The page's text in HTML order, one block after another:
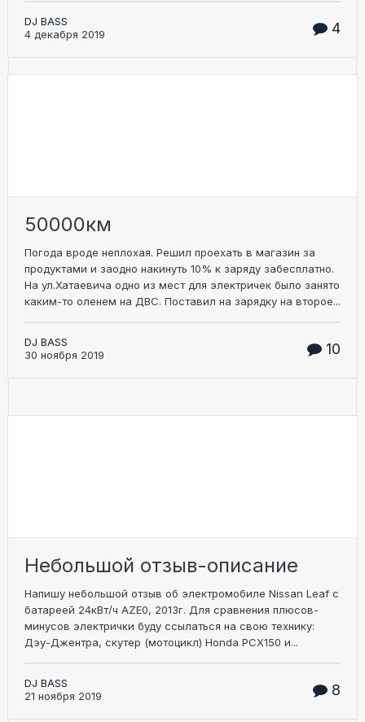
DJ BASS
4 декабря 2019
4
50000км
Погода вроде неплохая. Решил проехать в магазин за
продуктами и заодно накинуть 10% к заряду забесплатно.
На ул.Хатаевича одно из мест для электричек было занято
каким-то оленем на ДВС. Поставил на зарядку на второе...
DJ BASS
30 ноября 2019
10
Небольшой отзыв-описание
Напишу небольшой отзыв об электромобиле Nissan Leaf с
батареей 24кВт/ч AZE0, 2013г. Для сравнения плюсов-
минусов электрички буду ссылаться на свою технику:
Дэу-Джентра, скутер (мотоцикл) Honda PCX150 и...
DJ BASS
21 ноября 2019
8